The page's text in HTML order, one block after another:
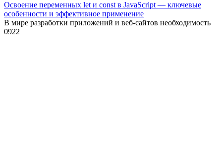
Освоение переменных let и const в JavaScript — ключевые
особенности и эффективное применение
В мире разработки приложений и веб-сайтов необходимость
0922